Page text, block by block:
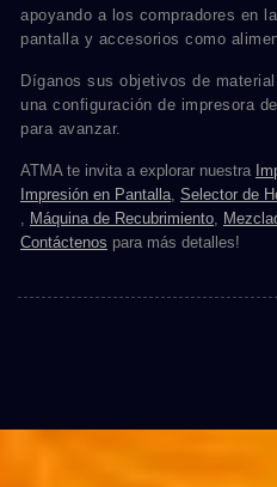
apoyando a los compradores en
pantalla y accesorios como
Díganos sus objetivos de
una configuración de impresora
para avanzar.
ATMA te invita a explorar nuestra
Impresión en Pantalla Selector de
Máquina de Recubrimiento
Contáctenos para más detalles!